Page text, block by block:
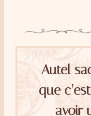
Autel
que
avoir